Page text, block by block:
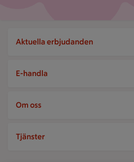
Aktuella erbjudanden
E-handla
Om oss
Tjänster